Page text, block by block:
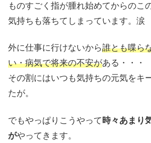
ものすごく指が腫れ始めてからのこ
気持ちも落ちてしまっています。涙
外に仕事に行けないから誰とも喋ら
い・病気で将来の不安がある・・・
その割にはいつも気持ちの元気をキ
たが。
でもやっぱりこうやって時々あまり
がやってきます。